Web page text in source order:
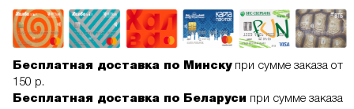
Бесплатная доставка по Минскупри сумме заказа от
150 р.
Бесплатная доставка по Беларуси при сумме заказа